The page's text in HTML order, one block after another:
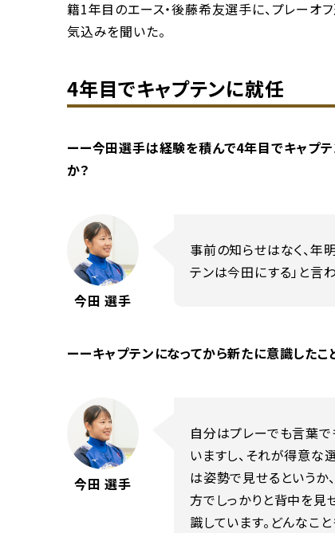
籍1年目のエース・後藤希友選手に、プレー
気込みを聞いた。
4年目でキャプテンに就任
ーー今田選手は経験を積んで4年目でキャプテ
か？
事前の知らせはなく、年
テンは今田にする」と言わ
今田 選手
ーーキャプテンになってから新たに意識したこ
自分はプレーでも言葉で
いますし、それが得意な
は姿勢で見せるというか
方でしっかりと背中を見
識しています。どんなこ
今田 選手